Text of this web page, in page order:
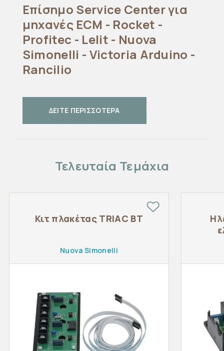
Επίσημο Service Center για
μηχανές ECM - Rocket -
Profitec - Lelit - Nuova
Simonelli - Victoria Arduino -
Rancilio
ΔΕΙΤΕ ΠΕΡΙΣΣΟΤΕΡΑ
Τελευταία Τεμάχια
Κιτ πλακέτας TRIAC BT
Nuova Simonelli